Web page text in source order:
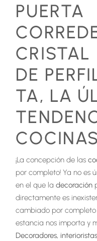
PUERTA
CRISTAL
DE
TA, LA
COCINAS
¡La concepción de las
por completo! Ya no es
en el que ladecoración
directamente es
cambiado por
estancia nos importa y
Decoradores,